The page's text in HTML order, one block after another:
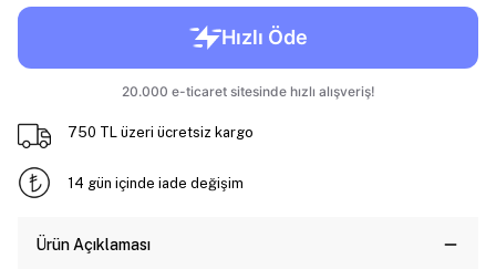
750 TL üzeri ücretsiz kargo
14 gün içinde iade değişim
Ürün Açıklaması